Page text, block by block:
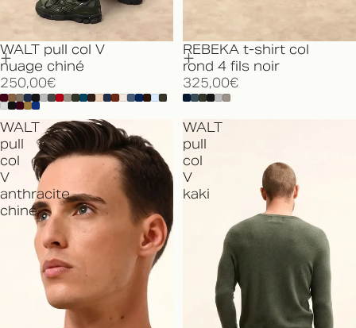
WALT pull col V
nuage chiné
250,00€
REBEKA t-shirt col
rond 4 fils noir
325,00€
WALT
pull
col
V
anthracite
chiné
WALT
pull
col
V
kaki